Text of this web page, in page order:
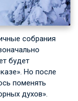
собрания
будет
Но после
поменять
духов».